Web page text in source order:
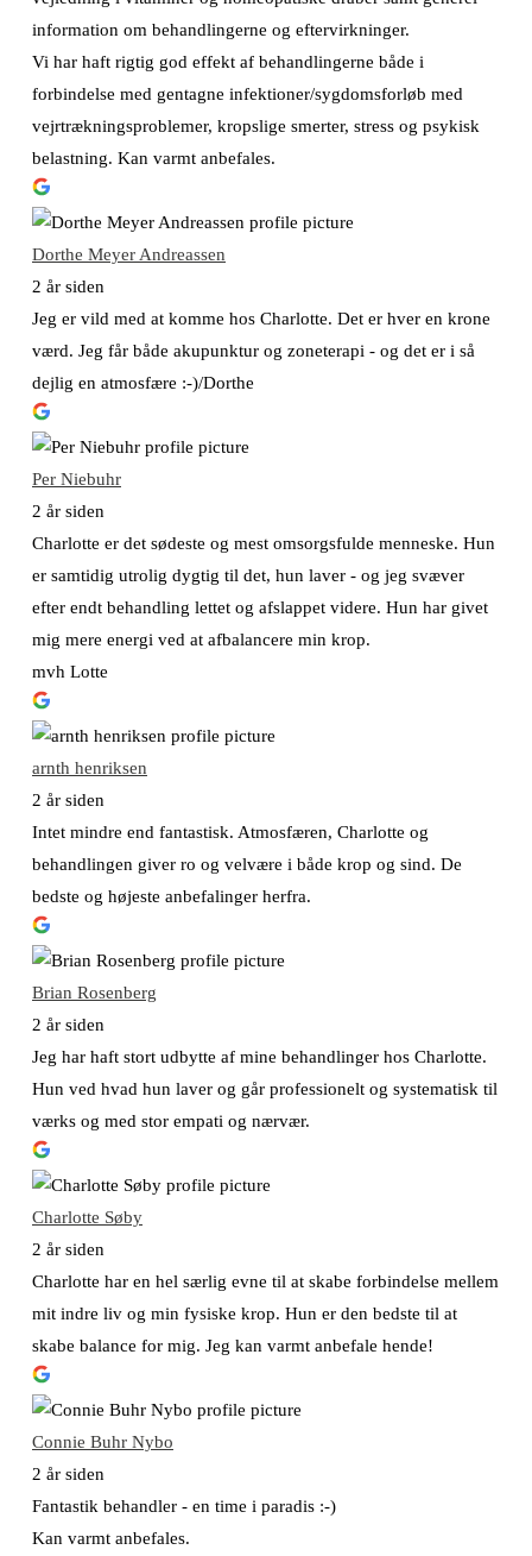
information om behandlingerne og eftervirkninger.
Vi har haft rigtig god effekt af behandlingerne både i
forbindelse med gentagne infektioner/sygdomsforløb med
vejrtrækningsproblemer, kropslige smerter, stress og psykisk
belastning. Kan varmt anbefales.
Dorthe Meyer Andreassen
2 år siden
Jeg er vild med at komme hos Charlotte. Det er hver en krone
værd. Jeg får både akupunktur og zoneterapi - og det er i så
dejlig en atmosfære :-)/Dorthe
Per Niebuhr
2 år siden
Charlotte er det sødeste og mest omsorgsfulde menneske. Hun
er samtidig utrolig dygtig til det, hun laver - og jeg svæver
efter endt behandling lettet og afslappet videre. Hun har givet
mig mere energi ved at afbalancere min krop.
mvh Lotte
arnth henriksen
2 år siden
Intet mindre end fantastisk. Atmosfæren, Charlotte og
behandlingen giver ro og velvære i både krop og sind. De
bedste og højeste anbefalinger herfra.
Brian Rosenberg
2 år siden
Jeg har haft stort udbytte af mine behandlinger hos Charlotte.
Hun ved hvad hun laver og går professionelt og systematisk til
værks og med stor empati og nærvær.
Charlotte Søby
2 år siden
Charlotte har en hel særlig evne til at skabe forbindelse mellem
mit indre liv og min fysiske krop. Hun er den bedste til at
skabe balance for mig. Jeg kan varmt anbefale hende!
Connie Buhr Nybo
2 år siden
Fantastik behandler - en time i paradis :-)
Kan varmt anbefales.